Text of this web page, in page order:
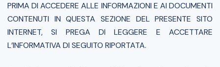
PRIMA DI ACCEDERE ALLE INFORMAZIONI E AI DOCUMENTI
CONTENUTI IN QUESTA SEZIONE DEL PRESENTE SITO
INTERNET, SI PREGA DI LEGGERE E ACCETTARE
L’INFORMATIVA DI SEGUITO RIPORTATA.